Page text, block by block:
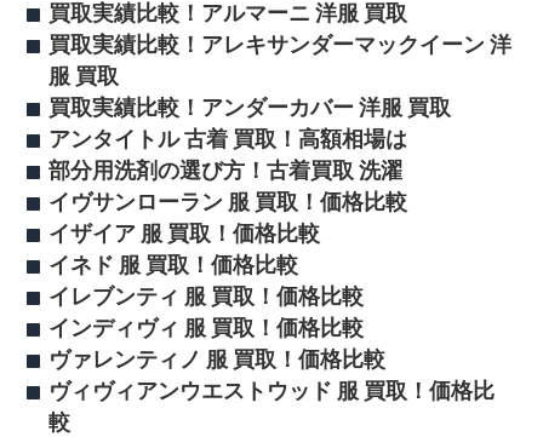
買取実績比較！アルマーニ 洋服 買取
買取実績比較！アレキサンダーマックイーン 洋
服 買取
買取実績比較！アンダーカバー 洋服 買取
アンタイトル 古着 買取！高額相場は
部分用洗剤の選び方！古着買取 洗濯
イヴサンローラン 服 買取！価格比較
イザイア 服 買取！価格比較
イネド 服 買取！価格比較
イレブンティ 服 買取！価格比較
インディヴィ 服 買取！価格比較
ヴァレンティノ 服 買取！価格比較
ヴィヴィアンウエストウッド 服 買取！価格比
較